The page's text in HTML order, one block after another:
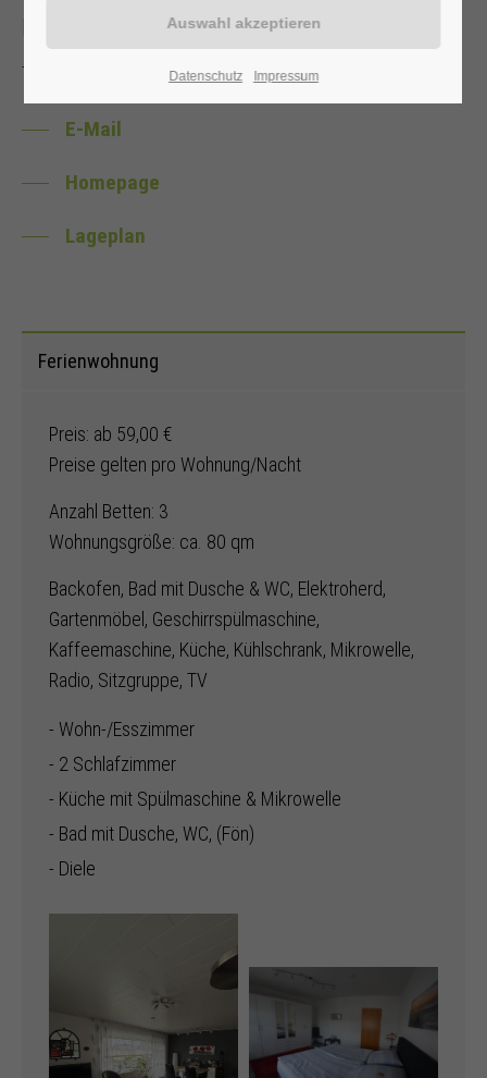
Tel:
E-Mail
Homepage
Lageplan
Ferienwohnung
Preis: ab 59,00 €
Preise gelten pro Wohnung/Nacht
Anzahl Betten: 3
Wohnungsgröße: ca. 80 qm
Backofen, Bad mit Dusche & WC, Elektroherd,
Gartenmöbel, Geschirrspülmaschine,
Kaffeemaschine, Küche, Kühlschrank, Mikrowelle,
Radio, Sitzgruppe, TV
- Wohn-/Esszimmer
- 2 Schlafzimmer
- Küche mit Spülmaschine & Mikrowelle
- Bad mit Dusche, WC, (Fön)
- Diele
Datenschutz Impressum